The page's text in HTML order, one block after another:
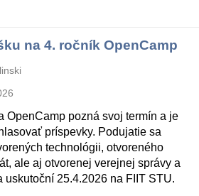
na 4. ročník OpenCamp
OpenCamp pozná svoj termín a je
príspevky. Podujatie sa
technológii, otvoreného
ale aj otvorenej verejnej správy a
uskutoční 25.4.2026 na FIIT STU.